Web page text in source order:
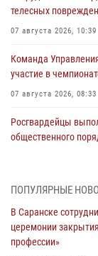
телесных
07 августа 2026, 10:39
Команда
участие в
07 августа 2026, 08:33
Росгвардейцы
общественного
участие в
Фёдора Ушакова
06 августа 2026, 08:14
ПОПУЛЯРНЫЕ
В Саранске
церемонии
профессии»